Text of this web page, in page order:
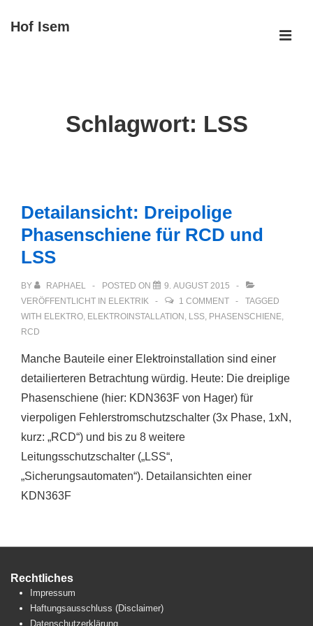
ZumHof Isem
Schlagwort: LSS
Detailansicht: Dreipolige
Phasenschiene für RCD und
LSS
BY RAPHAEL POSTED ON
9. AUGUST 2015
VERÖFFENTLICHT IN ELEKTRIK 1 COMMENT
TAGGED
WITH ELEKTRO, ELEKTROINSTALLATION , LSS, PHASENSCHIENE,
RCD
Manche Bauteile einer Elektroinstallation sind einer
detailierteren Betrachtung würdig. Heute: Die dreiplige
Phasenschiene (hier: KDN363F von Hager) für
vierpoligen Fehlerstromschutzschalter (3x Phase, 1xN,
kurz: „RCD“) und bis zu 8 weitere
Leitungsschutzschalter („LSS“,
„Sicherungsautomaten“). Detailansichten einer
KDN363F
Rechtliches
Impressum
Haftungsausschluss (Disclaimer)
Datenschutzerklärung